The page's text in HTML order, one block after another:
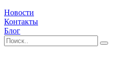
Новости
Контакты
Блог